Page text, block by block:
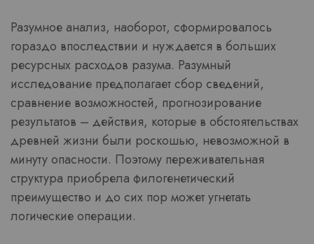
Разумное анализ, наоборот, сформировалось
гораздо впоследствии и нуждается в больших
ресурсных расходов разума. Разумный
исследование предполагает сбор сведений,
сравнение возможностей, прогнозирование
результатов – действия, которые в обстоятельствах
древней жизни были роскошью, невозможной в
минуту опасности. Поэтому переживательная
структура приобрела филогенетический
преимущество и до сих пор может угнетать
логические операции.